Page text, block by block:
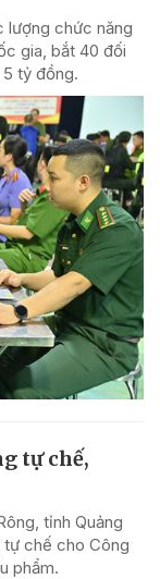
lượng chức năng
gia, bắt 40 đối
tỷ đồng.
tự chế,
tỉnh Quảng
tự chế cho Công
phẩm.